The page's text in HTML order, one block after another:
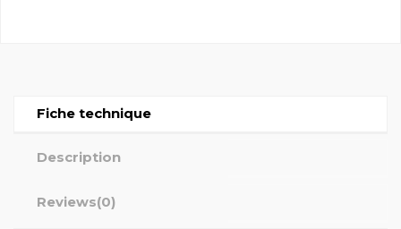
Fiche technique
Description
Reviews(0)